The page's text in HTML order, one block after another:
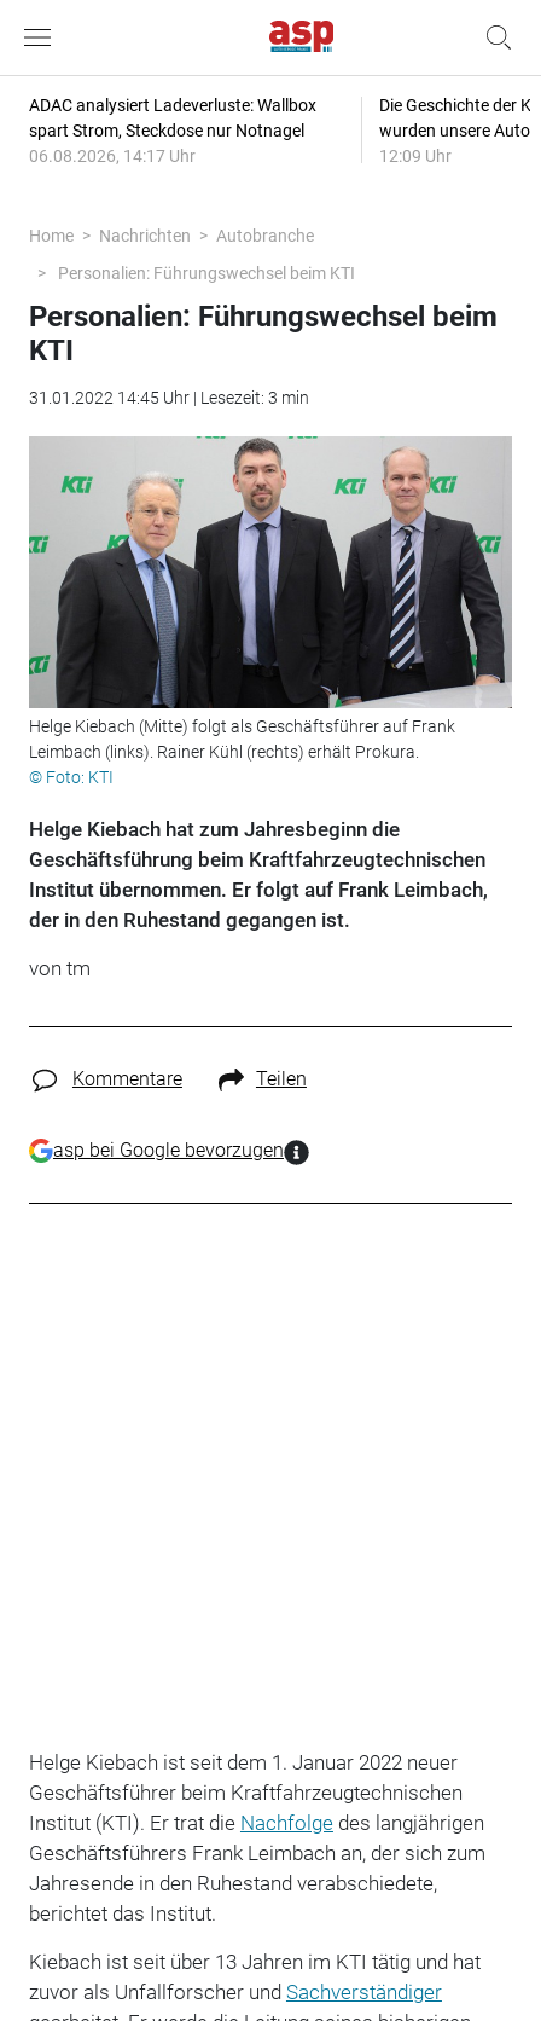
ADAC analysiert Ladeverluste: Wallbox
spart Strom, Steckdose nur Notnagel
06.08.2026, 14:17 Uhr
Die Geschichte der
wurden unsere
12:09 Uhr
Home Nachrichten
Autobranche
Personalien: Führungswechsel beim KTI
Personalien: Führungswechsel beim
KTI
31.01.2022 14:45 Uhr | Lesezeit: 3 min
Helge Kiebach (Mitte) folgt als Geschäftsführer auf Frank
Leimbach (links). Rainer Kühl (rechts) erhält Prokura.
© Foto: KTI
Helge Kiebach hat zum Jahresbeginn die
Geschäftsführung beim Kraftfahrzeugtechnischen
Institut übernommen. Er folgt auf Frank Leimbach,
der in den Ruhestand gegangen ist.
von tm
Kommentare Teilen
asp bei Google bevorzugen
Helge Kiebach ist seit dem 1. Januar 2022 neuer
Geschäftsführer beim Kraftfahrzeugtechnischen
Institut (KTI). Er trat die Nachfolgedes langjährigen
Geschäftsführers Frank Leimbach an, der sich zum
Jahresende in den Ruhestand verabschiedete,
berichtet das Institut.
Kiebach ist seit über 13 Jahren im KTI tätig und hat
zuvor als Unfallforscher und Sachverständiger